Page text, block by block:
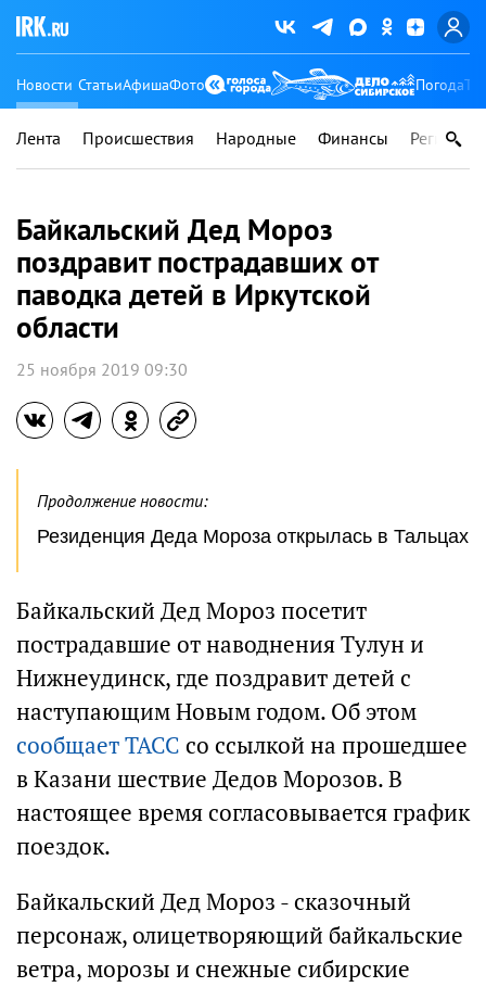
Новости СтатьиАфишаФото Погода
Лента Происшествия Народные Финансы Регионы
Байкальский Дед Мороз
поздравит пострадавших от
паводка детей в Иркутской
области
25 ноября 2019 09:30
Продолжение новости:
Резиденция Деда Мороза открылась в Тальцах
Байкальский Дед Мороз посетит
пострадавшие от наводнения Тулун и
Нижнеудинск, где поздравит детей с
наступающим Новым годом. Об этом
сообщает ТАСС со ссылкой на прошедшее
в Казани шествие Дедов Морозов. В
настоящее время согласовывается график
поездок.
Байкальский Дед Мороз - сказочный
персонаж, олицетворяющий байкальские
ветра, морозы и снежные сибирские